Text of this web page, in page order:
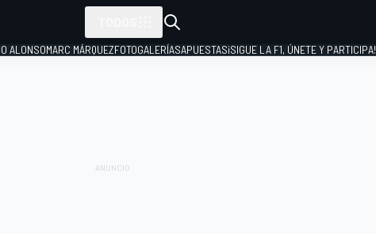
ALONSOMARC MÁRQUEZFOTOGALERÍASAPUESTAS¡SIGUE LA F1, ÚNETE Y PARTICIPA!